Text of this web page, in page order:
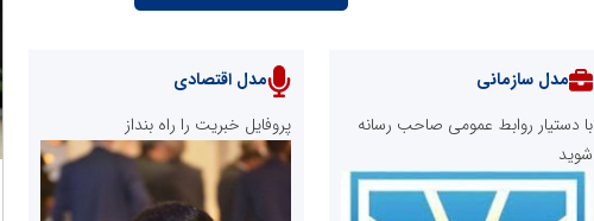
مدل سازمانی
با دستیار روابط عمومی صاحب رسانه
شوید
مدل اقتصادی
پروفایل خبریت را راه بنداز